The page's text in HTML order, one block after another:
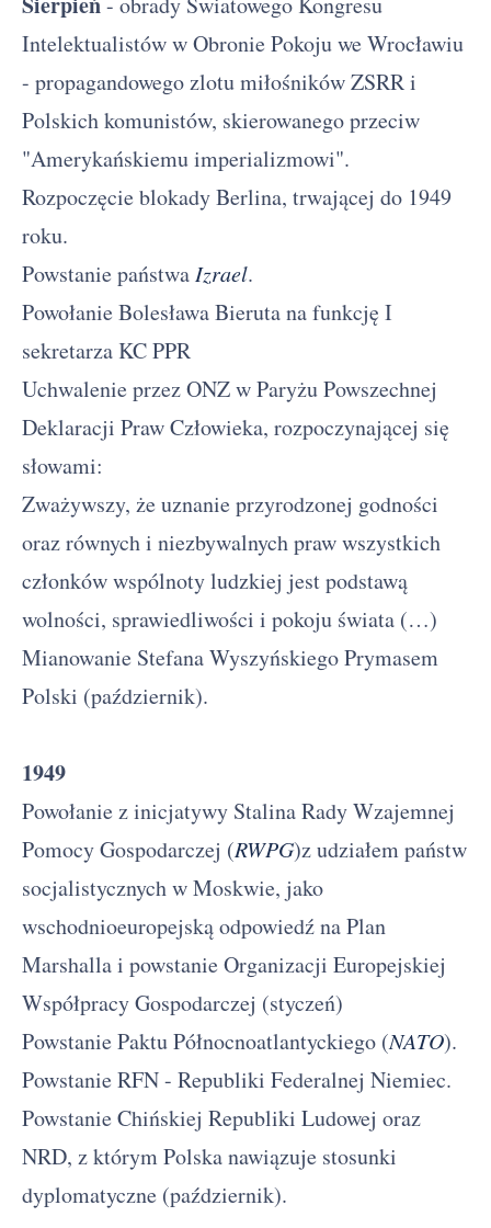
Intelektualistów w Obronie Pokoju we Wrocławiu
- propagandowego zlotu miłośników ZSRR i
Polskich komunistów, skierowanego przeciw
"Amerykańskiemu imperializmowi".
Rozpoczęcie blokady Berlina, trwającej do 1949
roku.
Powstanie państwa Izrael.
Powołanie Bolesława Bieruta na funkcję I
sekretarza KC PPR
Uchwalenie przez ONZ w Paryżu Powszechnej
Deklaracji Praw Człowieka, rozpoczynającej się
słowami:
Zważywszy, że uznanie przyrodzonej godności
oraz równych i niezbywalnych praw wszystkich
członków wspólnoty ludzkiej jest podstawą
wolności, sprawiedliwości i pokoju świata (…)
Mianowanie Stefana Wyszyńskiego Prymasem
Polski (październik).
1949
Powołanie z inicjatywy Stalina Rady Wzajemnej
Pomocy Gospodarczej (RWPG)z udziałem państw
socjalistycznych w Moskwie, jako
wschodnioeuropejską odpowiedź na Plan
Marshalla i powstanie Organizacji Europejskiej
Współpracy Gospodarczej (styczeń)
Powstanie Paktu Północnoatlantyckiego (NATO).
Powstanie RFN - Republiki Federalnej Niemiec.
Powstanie Chińskiej Republiki Ludowej oraz
NRD, z którym Polska nawiązuje stosunki
dyplomatyczne (październik).